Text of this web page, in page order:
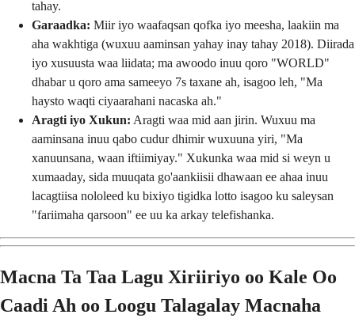
tahay.
Garaadka: Miir iyo waafaqsan qofka iyo meesha, laakiin ma
aha wakhtiga (wuxuu aaminsan yahay inay tahay 2018). Diirada
iyo xusuusta waa liidata; ma awoodo inuu qoro "WORLD"
dhabar u qoro ama sameeyo 7s taxane ah, isagoo leh, "Ma
haysto waqti ciyaarahani nacaska ah."
Aragti iyo Xukun: Aragti waa mid aan jirin. Wuxuu ma
aaminsana inuu qabo cudur dhimir wuxuuna yiri, "Ma
xanuunsana, waan iftiimiyay." Xukunka waa mid si weyn u
xumaaday, sida muuqata go'aankiisii dhawaan ee ahaa inuu
lacagtiisa nololeed ku bixiyo tigidka lotto isagoo ku saleysan
"fariimaha qarsoon" ee uu ka arkay telefishanka.
Macna Ta Taa Lagu Xiriiriyo oo Kale Oo
Caadi Ah oo Loogu Talagalay Macnaha